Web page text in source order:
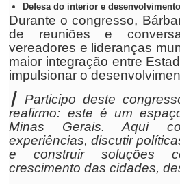
Defesa do interior e
Durante o congresso,
de reuniões e
vereadores e lideranças
maior integração entre
impulsionar o
┃ Participo deste
reafirmo: este é um
Minas Gerais. Aqui
experiências, discutir
e construir soluções
crescimento das cidades,